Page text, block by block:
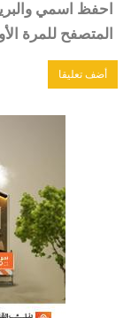
احفظ اسمي
المتصفح للمرة